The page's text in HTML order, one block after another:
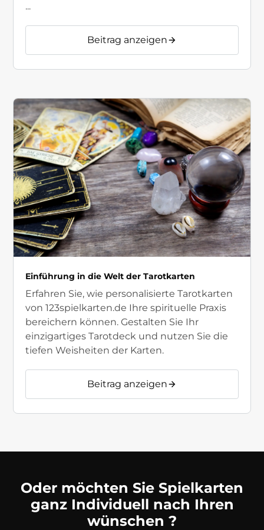
...
Beitrag anzeigen
Einführung in die Welt der Tarotkarten
Erfahren Sie, wie personalisierte Tarotkarten
von 123spielkarten.de Ihre spirituelle Praxis
bereichern können. Gestalten Sie Ihr
einzigartiges Tarotdeck und nutzen Sie die
tiefen Weisheiten der Karten.
Beitrag anzeigen
Oder möchten Sie Spielkarten
ganz Individuell nach Ihren
wünschen ?